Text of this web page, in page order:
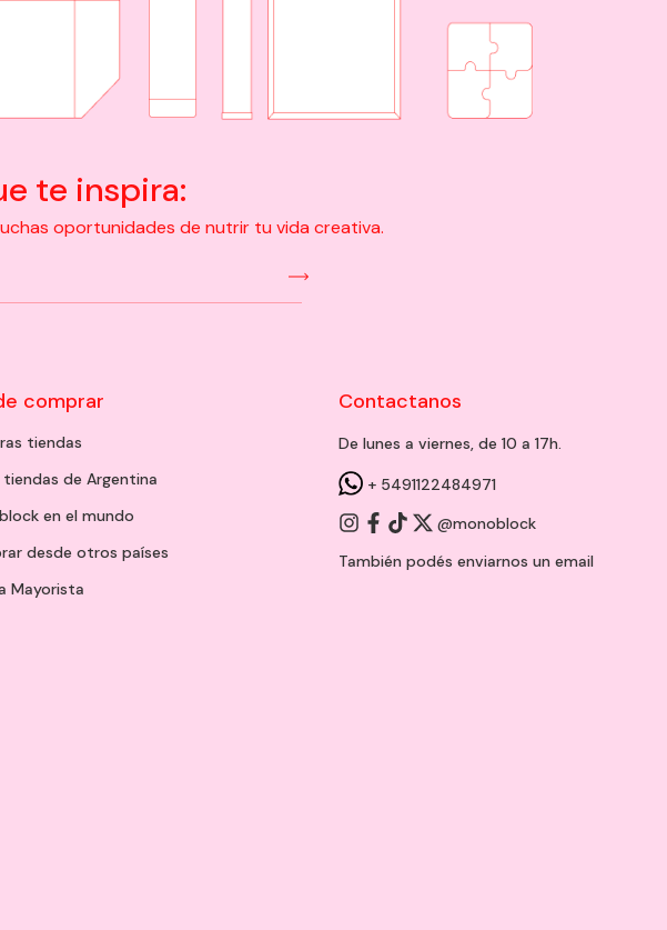
te inspira:
oportunidades de nutrir tu vida creativa.
comprar
tiendas
de Argentina
en el mundo
desde otros países
Mayorista
Contactanos
De lunes a viernes, de 10 a 17h.
+ 5491122484971
@monoblock
También podés enviarnos un email